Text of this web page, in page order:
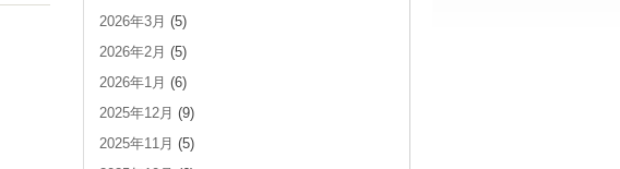
2026年3月 (5)
2026年2月 (5)
2026年1月 (6)
2025年12月 (9)
2025年11月 (5)